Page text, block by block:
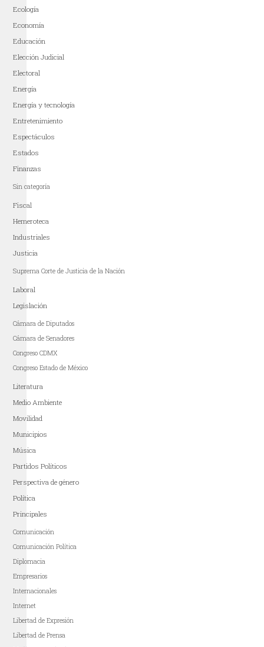
Ecología
Economía
Educación
Elección Judicial
Electoral
Energía
Energía y tecnología
Entretenimiento
Espectáculos
Estados
Finanzas
Sin categoría
Fiscal
Hemeroteca
Industriales
Justicia
Suprema Corte de Justicia de la Nación
Laboral
Legislación
Cámara de Diputados
Cámara de Senadores
Congreso CDMX
Congreso Estado de México
Literatura
Medio Ambiente
Movilidad
Municipios
Música
Partidos Políticos
Perspectiva de género
Política
Principales
Comunicación
Comunicación Política
Diplomacia
Empresarios
Internacionales
Internet
Libertad de Expresión
Libertad de Prensa